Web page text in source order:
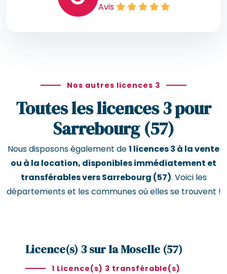
Avis
Nos autres licences 3
Toutes les licences 3 pour
Sarrebourg (57)
Nous disposons également de1 licences 3 à la vente
ou à la location, disponibles immédiatement et
transférables vers Sarrebourg (57). Voici les
départements et les communes où elles se trouvent !
Licence(s) 3 sur la Moselle (57)
1 Licence(s) 3 transférable(s)